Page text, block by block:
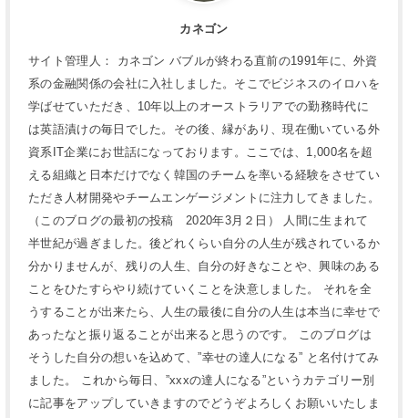
カネゴン
サイト管理人： カネゴン バブルが終わる直前の1991年に、外資
系の金融関係の会社に入社しました。そこでビジネスのイロハを
学ばせていただき、10年以上のオーストラリアでの勤務時代に
は英語漬けの毎日でした。その後、縁があり、現在働いている外
資系IT企業にお世話になっております。ここでは、1,000名を超
える組織と日本だけでなく韓国のチームを率いる経験をさせてい
ただき人材開発やチームエンゲージメントに注力してきました。
（このブログの最初の投稿 2020年3月２日） 人間に生まれて
半世紀が過ぎました。後どれくらい自分の人生が残されているか
分かりませんが、残りの人生、自分の好きなことや、興味のある
ことをひたすらやり続けていくことを決意しました。 それを全
うすることが出来たら、人生の最後に自分の人生は本当に幸せで
あったなと振り返ることが出来ると思うのです。 このブログは
そうした自分の想いを込めて、”幸せの達人になる” と名付けてみ
ました。 これから毎日、”xxxの達人になる”というカテゴリー別
に記事をアップしていきますのでどうぞよろしくお願いいたしま